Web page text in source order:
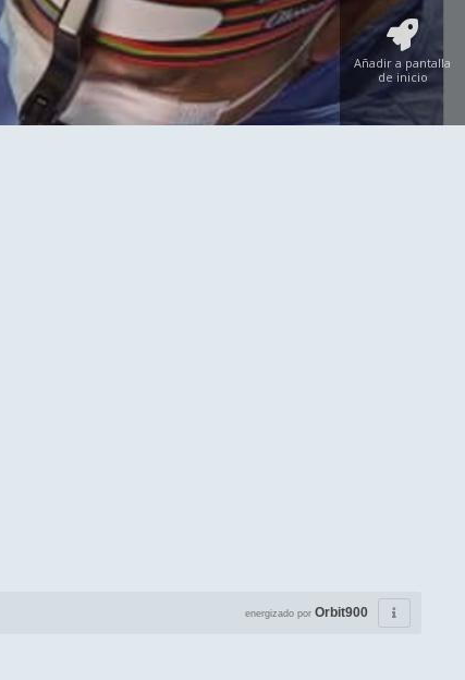
Añadir a pantalla
de inicio
energizado por Orbit900